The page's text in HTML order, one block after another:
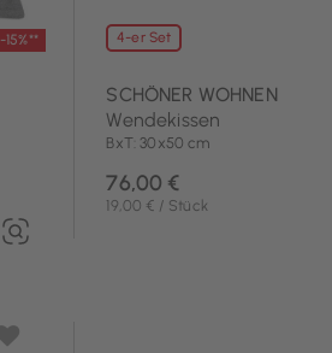
-15%** 4-er Set
SCHÖNER WOHNEN
Wendekissen
BxT: 30x50 cm
76,00 €
19,00 € / Stück